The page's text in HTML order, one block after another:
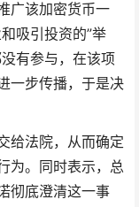
广该加密货币一
吸引投资的”举
有参与，在该项
一步传播，于是决
给法院，从而确定
为。同时表示，总
彻底澄清这一事